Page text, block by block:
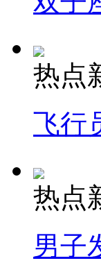
热点
飞行
热点
男子